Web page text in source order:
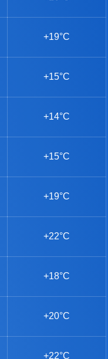
+19°C
+15°C
+14°C
+15°C
+19°C
+22°C
+18°C
+20°C
+22°C